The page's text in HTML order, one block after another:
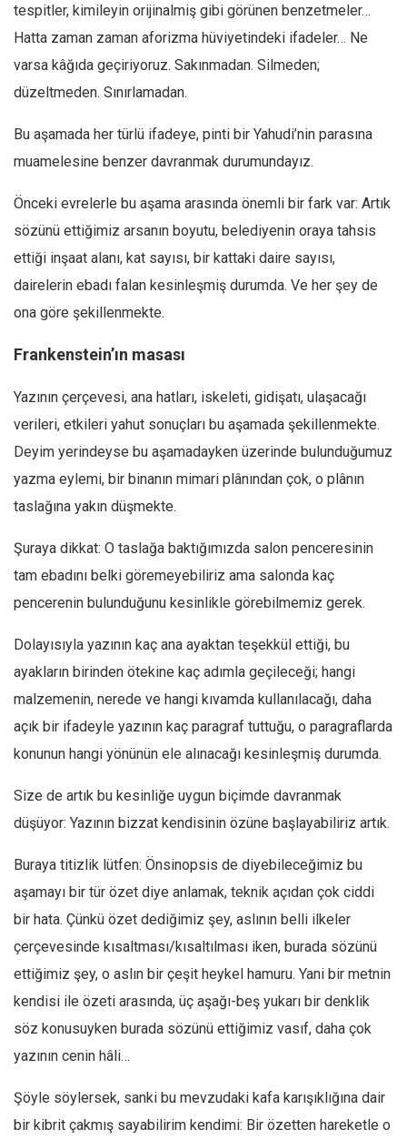
tespitler, kimileyin orijinalmiş gibi görünen benzetmeler…
Hatta zaman zaman aforizma hüviyetindeki ifadeler… Ne
varsa kâğıda geçiriyoruz. Sakınmadan. Silmeden;
düzeltmeden. Sınırlamadan.
Bu aşamada her türlü ifadeye, pinti bir Yahudi’nin parasına
muamelesine benzer davranmak durumundayız.
Önceki evrelerle bu aşama arasında önemli bir fark var: Artık
sözünü ettiğimiz arsanın boyutu, belediyenin oraya tahsis
ettiği inşaat alanı, kat sayısı, bir kattaki daire sayısı,
dairelerin ebadı falan kesinleşmiş durumda. Ve her şey de
ona göre şekillenmekte.
Frankenstein’ın masası
Yazının çerçevesi, ana hatları, iskeleti, gidişatı, ulaşacağı
verileri, etkileri yahut sonuçları bu aşamada şekillenmekte.
Deyim yerindeyse bu aşamadayken üzerinde bulunduğumuz
yazma eylemi, bir binanın mimari plânından çok, o plânın
taslağına yakın düşmekte.
Şuraya dikkat: O taslağa baktığımızda salon penceresinin
tam ebadını belki göremeyebiliriz ama salonda kaç
pencerenin bulunduğunu kesinlikle görebilmemiz gerek.
Dolayısıyla yazının kaç ana ayaktan teşekkül ettiği, bu
ayakların birinden ötekine kaç adımla geçileceği; hangi
malzemenin, nerede ve hangi kıvamda kullanılacağı, daha
açık bir ifadeyle yazının kaç paragraf tuttuğu, o paragraflarda
konunun hangi yönünün ele alınacağı kesinleşmiş durumda.
Size de artık bu kesinliğe uygun biçimde davranmak
düşüyor: Yazının bizzat kendisinin özüne başlayabiliriz artık.
Buraya titizlik lütfen: Önsinopsis de diyebileceğimiz bu
aşamayı bir tür özet diye anlamak, teknik açıdan çok ciddi
bir hata. Çünkü özet dediğimiz şey, aslının belli ilkeler
çerçevesinde kısaltması/kısaltılması iken, burada sözünü
ettiğimiz şey, o aslın bir çeşit heykel hamuru. Yani bir metnin
kendisi ile özeti arasında, üç aşağı-beş yukarı bir denklik
söz konusuyken burada sözünü ettiğimiz vasıf, daha çok
yazının cenin hâli…
Şöyle söylersek, sanki bu mevzudaki kafa karışıklığına dair
bir kibrit çakmış sayabilirim kendimi: Bir özetten hareketle o